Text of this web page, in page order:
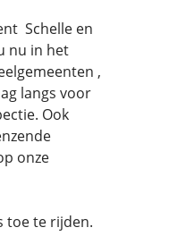
Schelle en
nu in het
,
langs voor
Ook
onze
toe te rijden.